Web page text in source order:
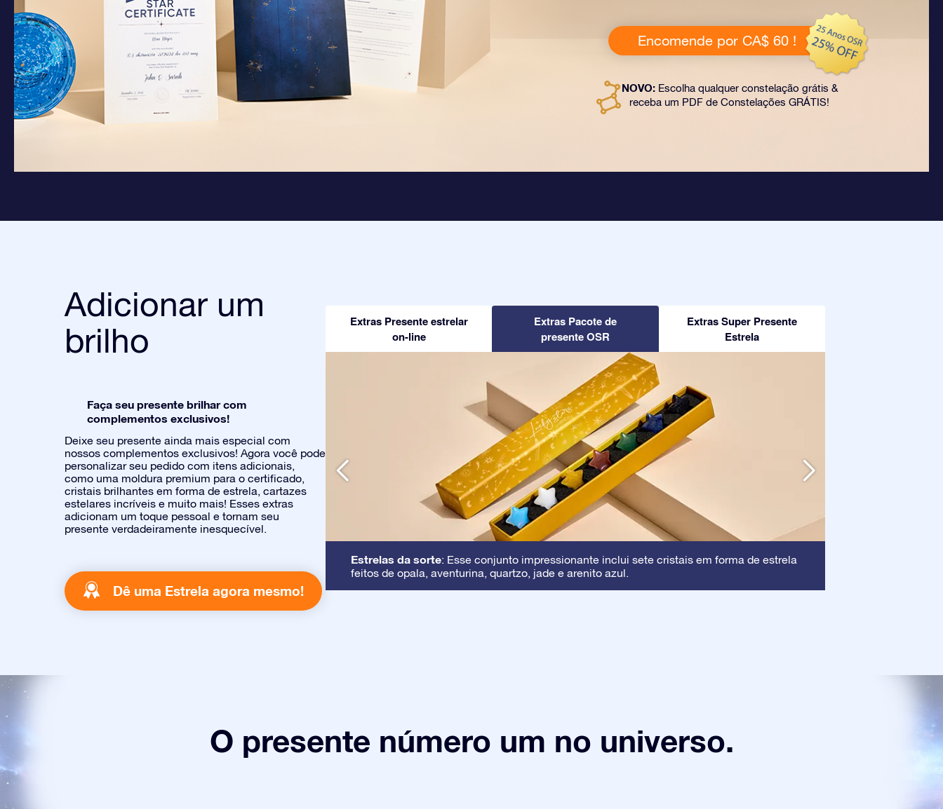
Encomende por CA$ 60 !
NOVO:Escolha qualquer constelação grátis &
receba um PDF de Constelações GRÁTIS!
Adicionar um
brilho
Faça seu presente brilhar com
complementos exclusivos!
Deixe seu presente ainda mais especial com
nossos complementos exclusivos! Agora você pode
personalizar seu pedido com itens adicionais,
como uma moldura premium para o certificado,
cristais brilhantes em forma de estrela, cartazes
estelares incríveis e muito mais! Esses extras
adicionam um toque pessoal e tornam seu
presente verdadeiramente inesquecível.
Dê uma Estrela agora mesmo!
Extras Presente estrelar
on-line
Extras Pacote de
presente OSR
Extras Super Presente
Estrela
Estrelas da sorte: Esse conjunto impressionante inclui sete cristais em forma de estrela
feitos de opala, aventurina, quartzo, jade e arenito azul.
O presente número um no universo.